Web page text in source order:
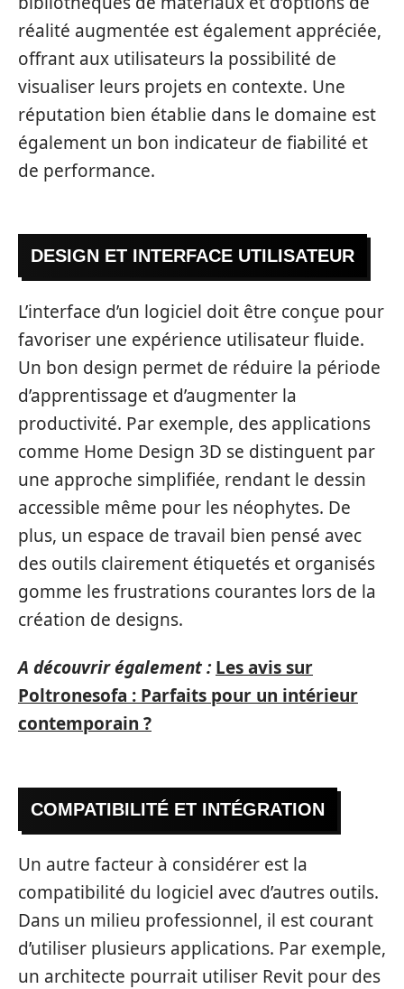
réalité augmentée est également appréciée,
offrant aux utilisateurs la possibilité de
visualiser leurs projets en contexte. Une
réputation bien établie dans le domaine est
également un bon indicateur de fiabilité et
de performance.
DESIGN ET INTERFACE UTILISATEUR
L’interface d’un logiciel doit être conçue pour
favoriser une expérience utilisateur fluide.
Un bon design permet de réduire la période
d’apprentissage et d’augmenter la
productivité. Par exemple, des applications
comme Home Design 3D se distinguent par
une approche simplifiée, rendant le dessin
accessible même pour les néophytes. De
plus, un espace de travail bien pensé avec
des outils clairement étiquetés et organisés
gomme les frustrations courantes lors de la
création de designs.
A découvrir également : Les avis sur
Poltronesofa : Parfaits pour un intérieur
contemporain ?
COMPATIBILITÉ ET INTÉGRATION
Un autre facteur à considérer est la
compatibilité du logiciel avec d’autres outils.
Dans un milieu professionnel, il est courant
d’utiliser plusieurs applications. Par exemple,
un architecte pourrait utiliser Revit pour des